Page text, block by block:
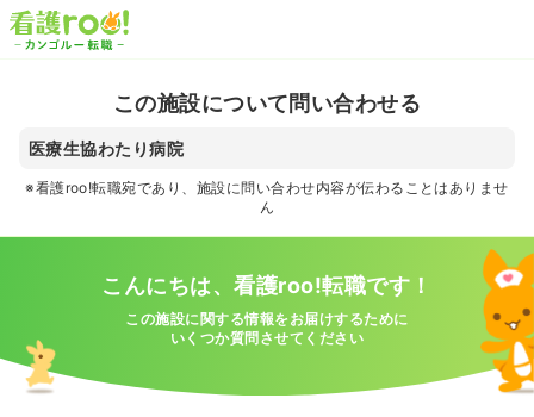
この施設について問い合わせる
医療生協わたり病院
※看護roo!転職宛であり、施設に問い合わせ内容が伝わることはありませ
ん
こんにちは、看護roo!転職です！
この施設に関する情報をお届けするために
いくつか質問させてください